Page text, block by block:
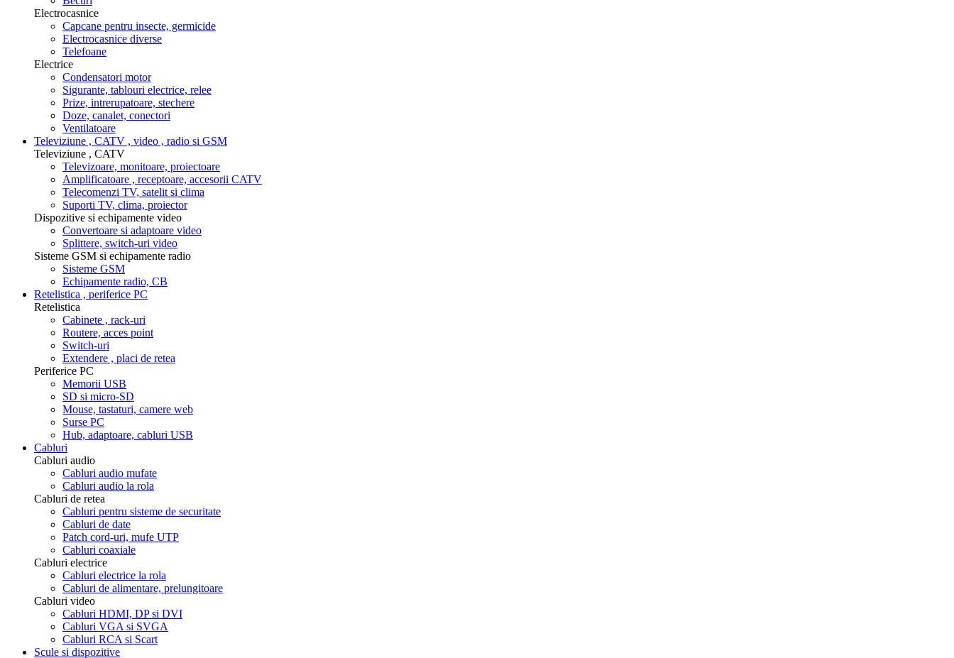
Electrocasnice
Capcane pentru insecte, germicide
Electrocasnice diverse
Telefoane
Electrice
Condensatori motor
Sigurante, tablouri electrice, relee
Prize, intrerupatoare, stechere
Doze, canalet, conectori
Ventilatoare
Televiziune , CATV , video , radio si GSM
Televiziune , CATV
Televizoare, monitoare, proiectoare
Amplificatoare , receptoare, accesorii CATV
Telecomenzi TV, satelit si clima
Suporti TV, clima, proiector
Dispozitive si echipamente video
Convertoare si adaptoare video
Splittere, switch-uri video
Sisteme GSM si echipamente radio
Sisteme GSM
Echipamente radio, CB
Retelistica , periferice PC
Retelistica
Cabinete , rack-uri
Routere, acces point
Switch-uri
Extendere , placi de retea
Periferice PC
Memorii USB
SD si micro-SD
Mouse, tastaturi, camere web
Surse PC
Hub, adaptoare, cabluri USB
Cabluri
Cabluri audio
Cabluri audio mufate
Cabluri audio la rola
Cabluri de retea
Cabluri pentru sisteme de securitate
Cabluri de date
Patch cord-uri, mufe UTP
Cabluri coaxiale
Cabluri electrice
Cabluri electrice la rola
Cabluri de alimentare, prelungitoare
Cabluri video
Cabluri HDMI, DP si DVI
Cabluri VGA si SVGA
Cabluri RCA si Scart
Scule si dispozitive